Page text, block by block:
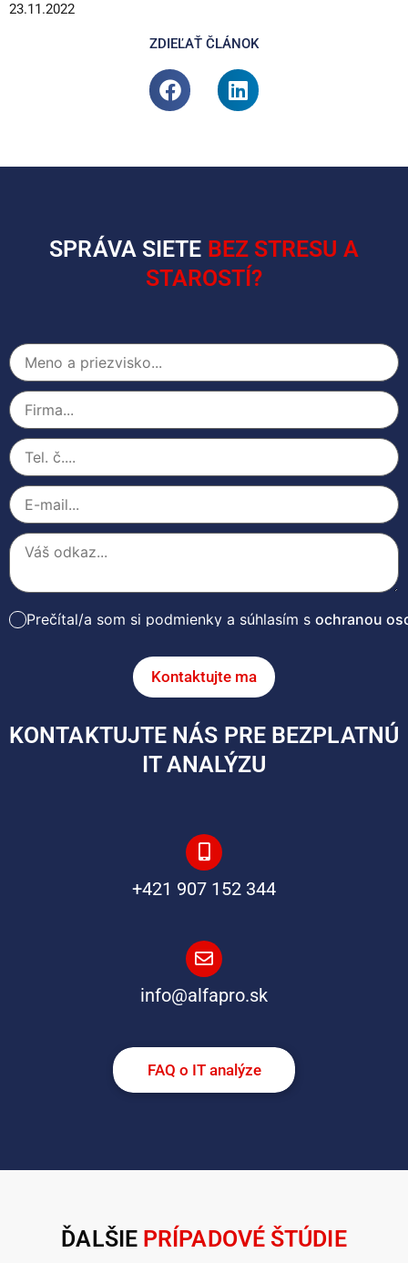
23.11.2022
ZDIEĽAŤ ČLÁNOK
SPRÁVA SIETE BEZ STRESU A
STAROSTÍ?
Prečítal/a som si podmienky a súhlasím sochranou
Kontaktujte ma
KONTAKTUJTE NÁS PRE BEZPLATNÚ
IT ANALÝZU
+421 907 152 344
info@alfapro.sk
FAQ o IT analýze
ĎALŠIE PRÍPADOVÉ ŠTÚDIE